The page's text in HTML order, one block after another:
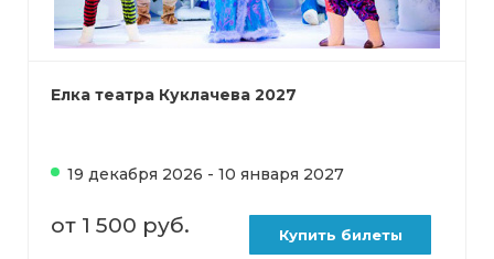
Елка театра Куклачева 2027
19 декабря 2026 - 10 января 2027
от 1 500 руб. Купить билеты